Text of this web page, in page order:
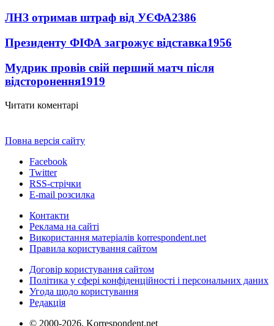
ЛНЗ отримав штраф від УЄФА2386
Президенту ФІФА загрожує відставка1956
Мудрик провів свій перший матч після
відсторонення1919
Читати коментарі
Повна версія сайту
Facebook
Twitter
RSS-стрічки
E-mail розсилка
Контакти
Реклама на сайті
Використання матеріалів korrespondent.net
Правила користування сайтом
Договір користування сайтом
Політика у сфері конфіденційності і персональних даних
Угода щодо користування
Редакція
© 2000-2026, Korrespondent.net